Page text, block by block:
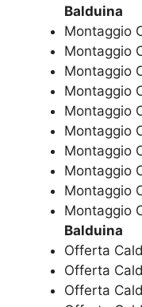
Balduina
Montaggio
Montaggio
Montaggio
Montaggio
Montaggio
Montaggio
Montaggio
Montaggio
Montaggio
Montaggio
Balduina
Offerta
Offerta
Offerta